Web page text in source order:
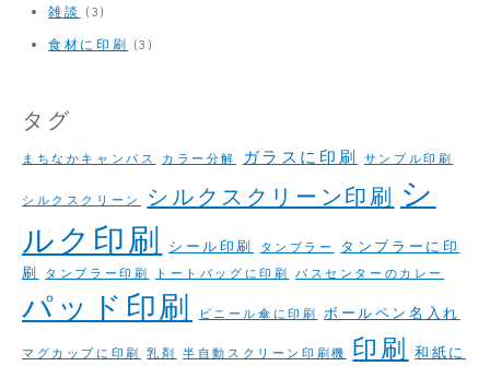
雑談 (3)
食材に印刷 (3)
タグ
まちなかキャンパス カラー分解 ガラスに印刷 サンプル印刷
シルクスクリーン シルクスクリーン印刷 シ
ルク印刷
シール印刷 タンブラー
タンブラーに印
刷
タンブラー印刷 トートバッグに印刷 バスセンターのカレー
パッド印刷 ビニール傘に印刷 ボールペン名入れ
マグカップに印刷 乳剤 半自動スクリーン印刷機 印刷 和紙に